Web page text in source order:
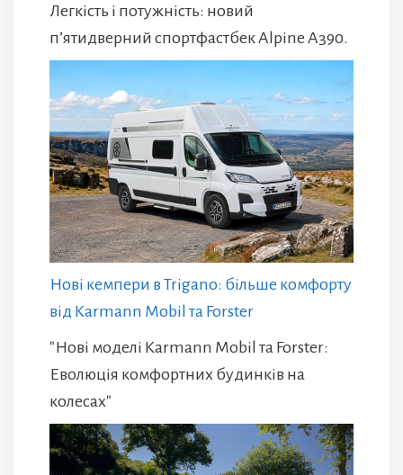
Легкість і потужність: новий
п’ятидверний спортфастбек Alpine A390.
Нові кемпери в Trigano: більше комфорту
від Karmann Mobil та Forster
"Нові моделі Karmann Mobil та Forster:
Еволюція комфортних будинків на
колесах"